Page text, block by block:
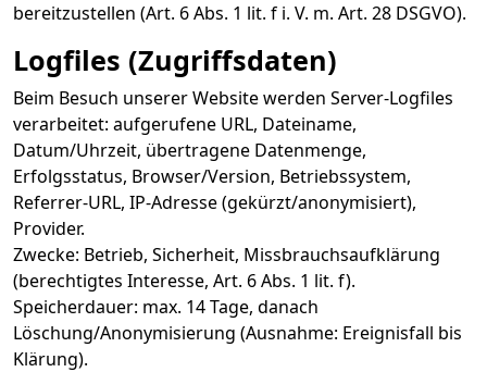
bereitzustellen (Art. 6 Abs. 1 lit. f i. V. m. Art. 28 DSGVO).
Logfiles (Zugriffsdaten)
Beim Besuch unserer Website werden Server-Logfiles
verarbeitet: aufgerufene URL, Dateiname,
Datum/Uhrzeit, übertragene Datenmenge,
Erfolgsstatus, Browser/Version, Betriebssystem,
Referrer-URL, IP-Adresse (gekürzt/anonymisiert),
Provider.
Zwecke: Betrieb, Sicherheit, Missbrauchsaufklärung
(berechtigtes Interesse, Art. 6 Abs. 1 lit. f).
Speicherdauer: max. 14 Tage, danach
Löschung/Anonymisierung (Ausnahme: Ereignisfall bis
Klärung).